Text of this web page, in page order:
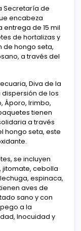
Secretaría de
encabeza
entrega de 15 mil
de hortalizas y
de hongo seta,
a través del
Diva de la
dispersión de los
Áporo, Irimbo,
tienen
a través
hongo seta, este
se incluyen
jitomate, cebolla
espinaca,
aves de
sano y con
a la
Inocuidad y